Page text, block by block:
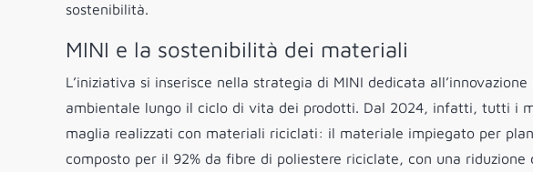
sostenibilità.
MINI e la sostenibilità dei materiali
L’iniziativa si inserisce nella strategia di MINI dedicata
ambientale lungo il ciclo di vita dei prodotti. Dal 2024, infatti, tutti i
maglia realizzati con materiali riciclati: il materiale impiegato per
composto per il 92% da fibre di poliestere riciclate, con una